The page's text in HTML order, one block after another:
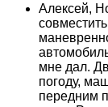
Алексей,
мне дал.
погоду,
передним